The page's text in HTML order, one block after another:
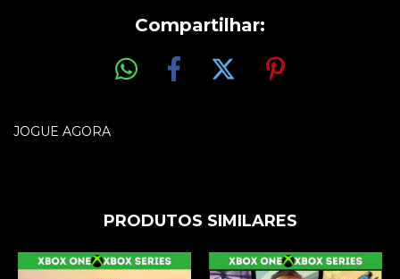
Compartilhar:
JOGUE AGORA
PRODUTOS SIMILARES